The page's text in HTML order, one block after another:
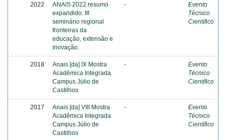
2022
ANAIS 2022 resumo
expandido: III
seminário regional
fronteiras da
educação, extensão e
inovação.
-
Evento
Técnico
Científico
2018
Anais [da] IX Mostra
Acadêmica Integrada
Campus Júlio de
Castilhos
-
Evento
Técnico
Científico
2017
Anais [da] VIII Mostra
Acadêmica Integrada
Campus Júlio de
Castilhos
-
Evento
Técnico
Científico